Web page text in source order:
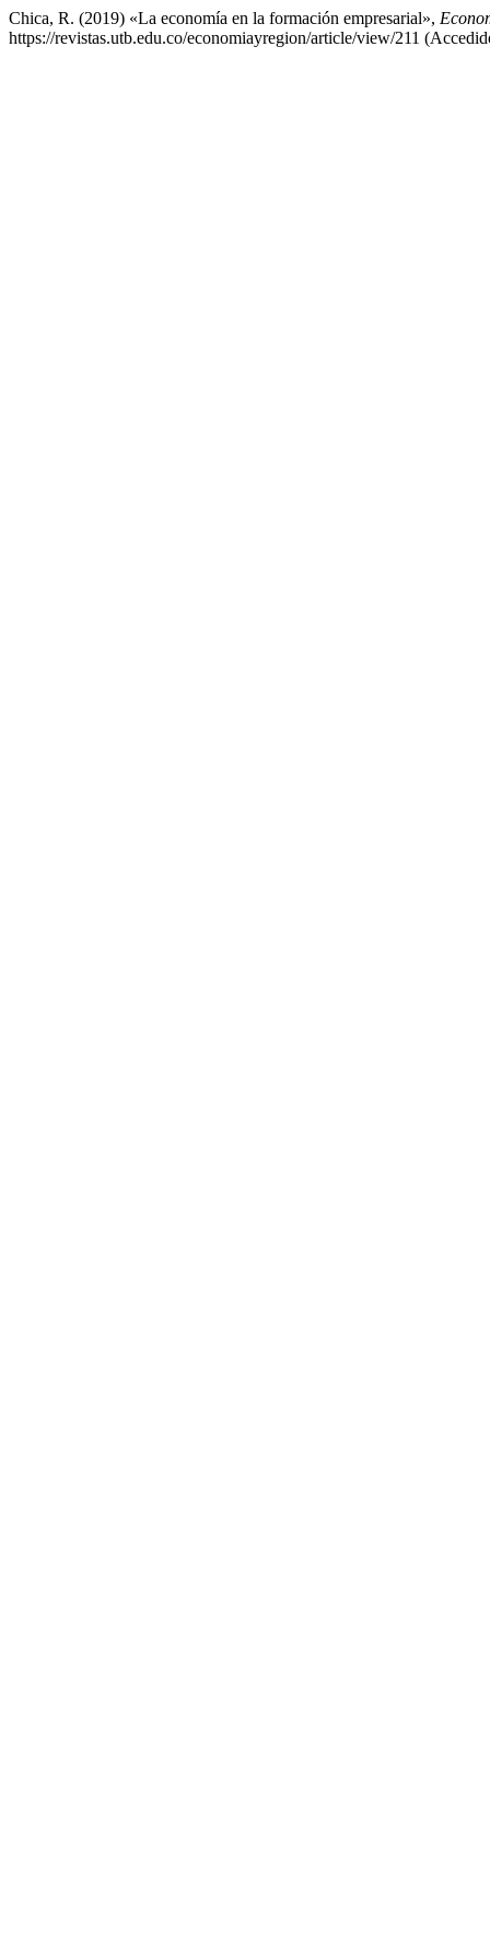
Chica, R. (2019) «La economía en la formación empresarial»,
https://revistas.utb.edu.co/economiayregion/article/view/211